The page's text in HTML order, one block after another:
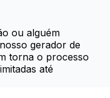
ou alguém
gerador de
torna o processo
até